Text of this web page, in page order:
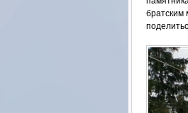
братским